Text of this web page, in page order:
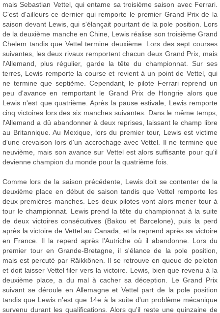
mais Sebastian Vettel, qui entame sa troisième saison avec Ferrari.
C'est d'ailleurs ce dernier qui remporte le premier Grand Prix de la
saison devant Lewis, qui s'élançait pourtant de la pole position. Lors
de la deuxième manche en Chine, Lewis réalise son troisième Grand
Chelem tandis que Vettel termine deuxième. Lors des sept courses
suivantes, les deux rivaux remportent chacun deux Grand Prix, mais
l'Allemand, plus régulier, garde la tête du championnat. Sur ses
terres, Lewis remporte la course et revient à un point de Vettel, qui
ne termine que septième. Cependant, le pilote Ferrari reprend un
peu d'avance en remportant le Grand Prix de Hongrie alors que
Lewis n'est que quatrième. Après la pause estivale, Lewis remporte
cinq victoires lors des six manches suivantes. Dans le même temps,
l'Allemand a dû abandonner à deux reprises, laissant le champ libre
au Britannique. Au Mexique, lors du premier tour, Lewis est victime
d'une crevaison lors d'un accrochage avec Vettel. Il ne termine que
neuvième, mais son avance sur Vettel est alors suffisante pour qu'il
devienne champion du monde pour la quatrième fois.
Comme lors de la saison précédente, Lewis doit se contenter de la
deuxième place en début de saison tandis que Vettel remporte les
deux premières manches. Les deux pilotes vont alors mener tour à
tour le championnat. Lewis prend la tête du championnat à la suite
de deux victoires consécutives (Bakou et Barcelone), puis la perd
après la victoire de Vettel au Canada, et la reprend après sa victoire
en France. Il la reperd après l'Autriche où il abandonne. Lors du
premier tour en Grande-Bretagne, il s'élance de la pole position,
mais est percuté par Räikkönen. Il se retrouve en queue de peloton
et doit laisser Vettel filer vers la victoire. Lewis, bien que revenu à la
deuxième place, a du mal à cacher sa déception. Le Grand Prix
suivant se déroule en Allemagne et Vettel part de la pole position
tandis que Lewis n'est que 14e à la suite d'un problème mécanique
survenu durant les qualifications. Alors qu'il reste une quinzaine de